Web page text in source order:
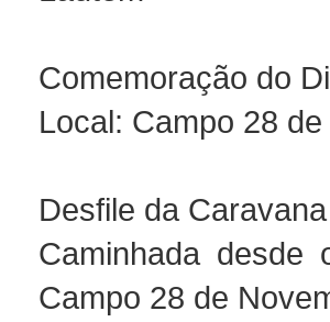
Comemoração do
Local: Campo 28
Desfile da
Caminhada
Campo 28 de